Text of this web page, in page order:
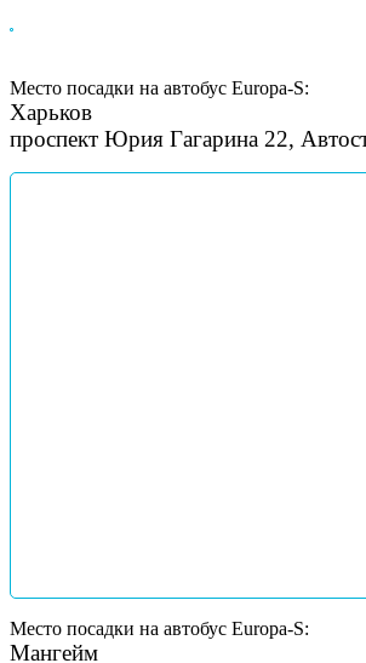
Место посадки на автобус Europa-S:
Харьков
проспект Юрия Гагарина 22,
Место посадки на автобус Europa-S:
Мангейм